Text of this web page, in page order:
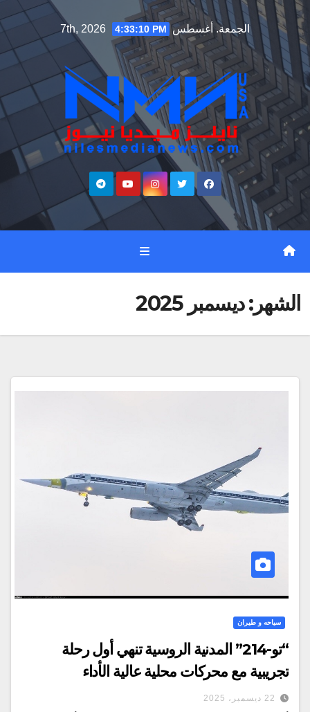
Skip
to
content
الجمعة. أغسطس 7th, 2026 4:33:12 PM
الشهر:ديسمبر 2025
سياحه و طيران
“تو-214” المدنية الروسية تنهي أول رحلة
تجريبية مع محركات محلية عالية الأداء
22 ديسمبر، 2025